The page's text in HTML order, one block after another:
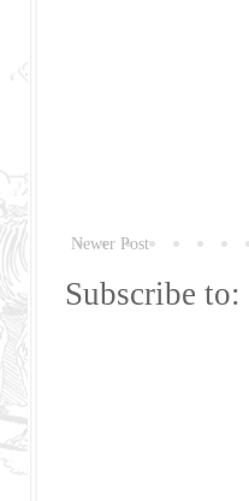
Newer Post
Subscribe to: